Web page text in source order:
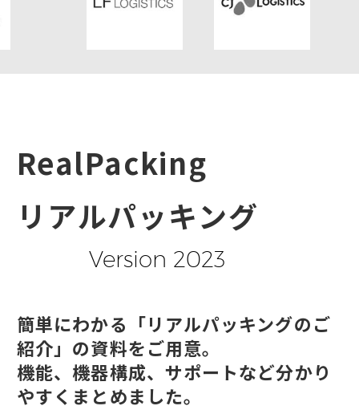
RealPacking
リアルパッキング
Version 2023
簡単にわかる「リアルパッキングのご
紹介」の資料をご用意。
機能、機器構成、サポートなど分かり
やすくまとめました。